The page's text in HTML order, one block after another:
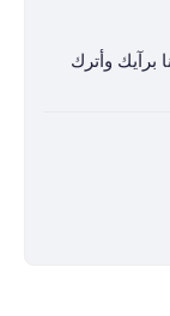
برآيك وأترك